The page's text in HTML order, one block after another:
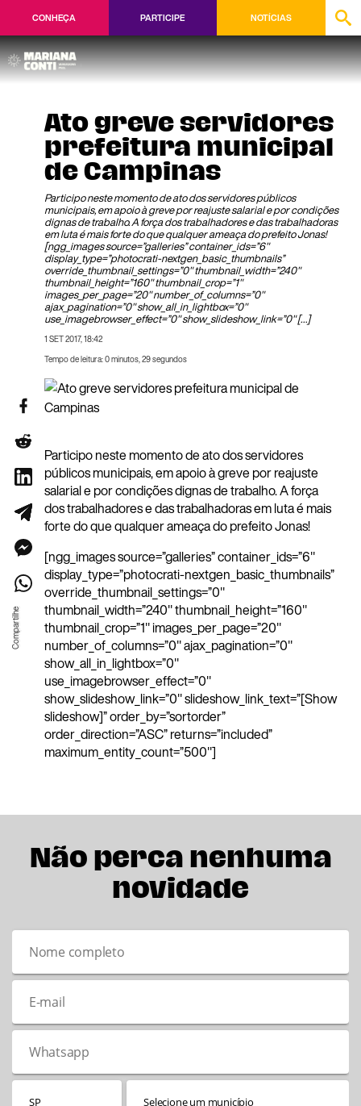
CONHEÇA PARTICIPE NOTÍCIAS
Ato greve servidores
prefeitura municipal
de Campinas
Participo neste momento de ato dos servidores públicos
municipais, em apoio à greve por reajuste salarial e por condições
dignas de trabalho. A força dos trabalhadores e das trabalhadoras
em luta é mais forte do que qualquer ameaça do prefeito Jonas!
[ngg_images source=”galleries” container_ids=”6″
display_type=”photocrati-nextgen_basic_thumbnails”
override_thumbnail_settings=”0″ thumbnail_width=”240″
thumbnail_height=”160″ thumbnail_crop=”1″
images_per_page=”20″ number_of_columns=”0″
ajax_pagination=”0″ show_all_in_lightbox=”0″
use_imagebrowser_effect=”0″ show_slideshow_link=”0″ […]
1 SET 2017, 18:42
Tempo de leitura: 0 minutos, 29 segundos
Participo neste momento de ato dos servidores
públicos municipais, em apoio à greve por reajuste
salarial e por condições dignas de trabalho. A força
dos trabalhadores e das trabalhadoras em luta é mais
forte do que qualquer ameaça do prefeito Jonas!
[ngg_images source=”galleries” container_ids=”6″
display_type=”photocrati-nextgen_basic_thumbnails”
override_thumbnail_settings=”0″
thumbnail_width=”240″ thumbnail_height=”160″
thumbnail_crop=”1″ images_per_page=”20″
number_of_columns=”0″ ajax_pagination=”0″
show_all_in_lightbox=”0″
use_imagebrowser_effect=”0″
show_slideshow_link=”0″ slideshow_link_text=”[Show
slideshow]” order_by=”sortorder”
order_direction=”ASC” returns=”included”
maximum_entity_count=”500″]
Não perca nenhuma
novidade